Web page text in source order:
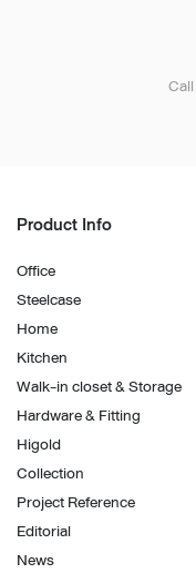
Product Info
Office
Steelcase
Home
Kitchen
Walk-in closet & Storage
Hardware & Fitting
Higold
Collection
Project Reference
Editorial
News